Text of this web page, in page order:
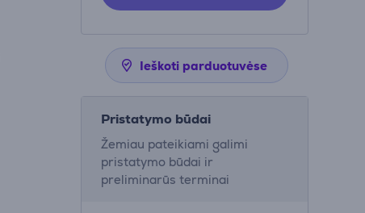
Ieškoti parduotuvėse
Pristatymo būdai
Žemiau pateikiami galimi
pristatymo būdai ir
preliminarūs terminai